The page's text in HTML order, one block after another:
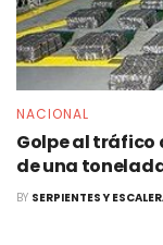
NACIONAL
Golpe al tráfico
de una
BY SERPIENTES Y